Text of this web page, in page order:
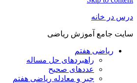
درس در خانه
سایت جامع آموزش ریاضی
ریاضی هفتم
راهبردهای حل مساله
عددهای صحیح
جبر و معادله ریاضی هفتم